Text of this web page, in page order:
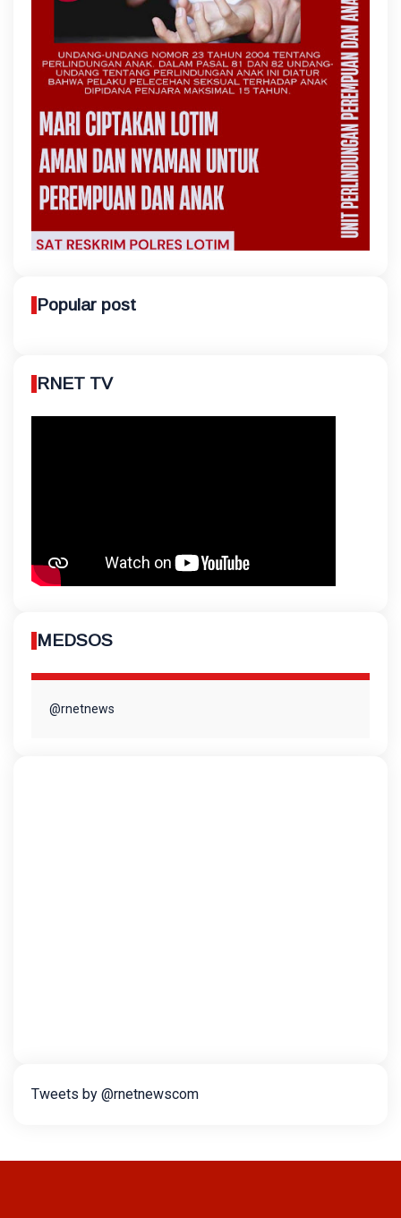
Popular post
RNET TV
MEDSOS
@rnetnews
Tweets by @rnetnewscom